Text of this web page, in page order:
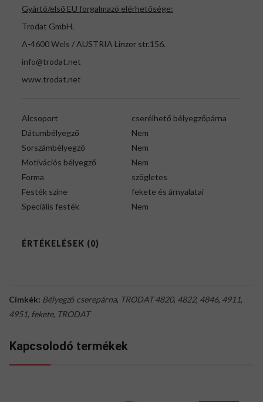
Gyártó/első EU forgalmazó elérhetősége:
Trodat GmbH.
A-4600 Wels / AUSTRIA Linzer str.156.
info@trodat.net
www.trodat.net
Alcsoport
cserélhető bélyegzőpárna
Dátumbélyegző
Nem
Sorszámbélyegző
Nem
Motivációs bélyegző
Nem
Forma
szögletes
Festék színe
fekete és árnyalatai
Speciális festék
Nem
ÉRTÉKELÉSEK (0)
Címkék: Bélyegző cserepárna, TRODAT 4820, 4822, 4846, 4911,
4951, fekete, TRODAT
Kapcsolodó termékek